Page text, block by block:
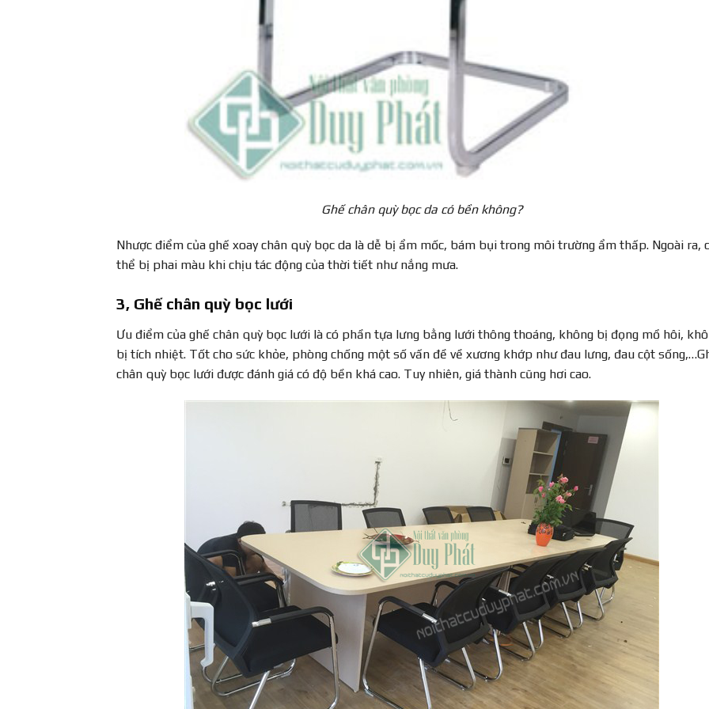
Ghế chân quỳ bọc da có bền không?
Nhược điểm của ghế xoay chân quỳ bọc da là dễ bị ẩm mốc, bám bụi trong môi trường ẩm thấp. Ngoài ra,
thể bị phai màu khi chịu tác động của thời tiết như nắng mưa.
3, Ghế chân quỳ bọc lưới
Ưu điểm của ghế chân quỳ bọc lưới là có phần tựa lưng bằng lưới thông thoáng, không bị đọng mồ hôi,
bị tích nhiệt. Tốt cho sức khỏe, phòng chống một số vấn đề về xương khớp như đau lưng, đau cột
chân quỳ bọc lưới được đánh giá có độ bền khá cao. Tuy nhiên, giá thành cũng hơi cao.